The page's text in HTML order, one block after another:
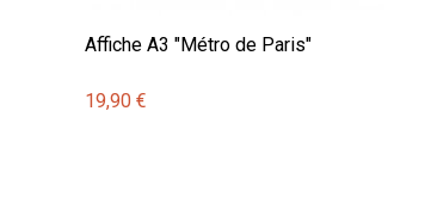
Affiche A3 "Métro de Paris"
19,90 €